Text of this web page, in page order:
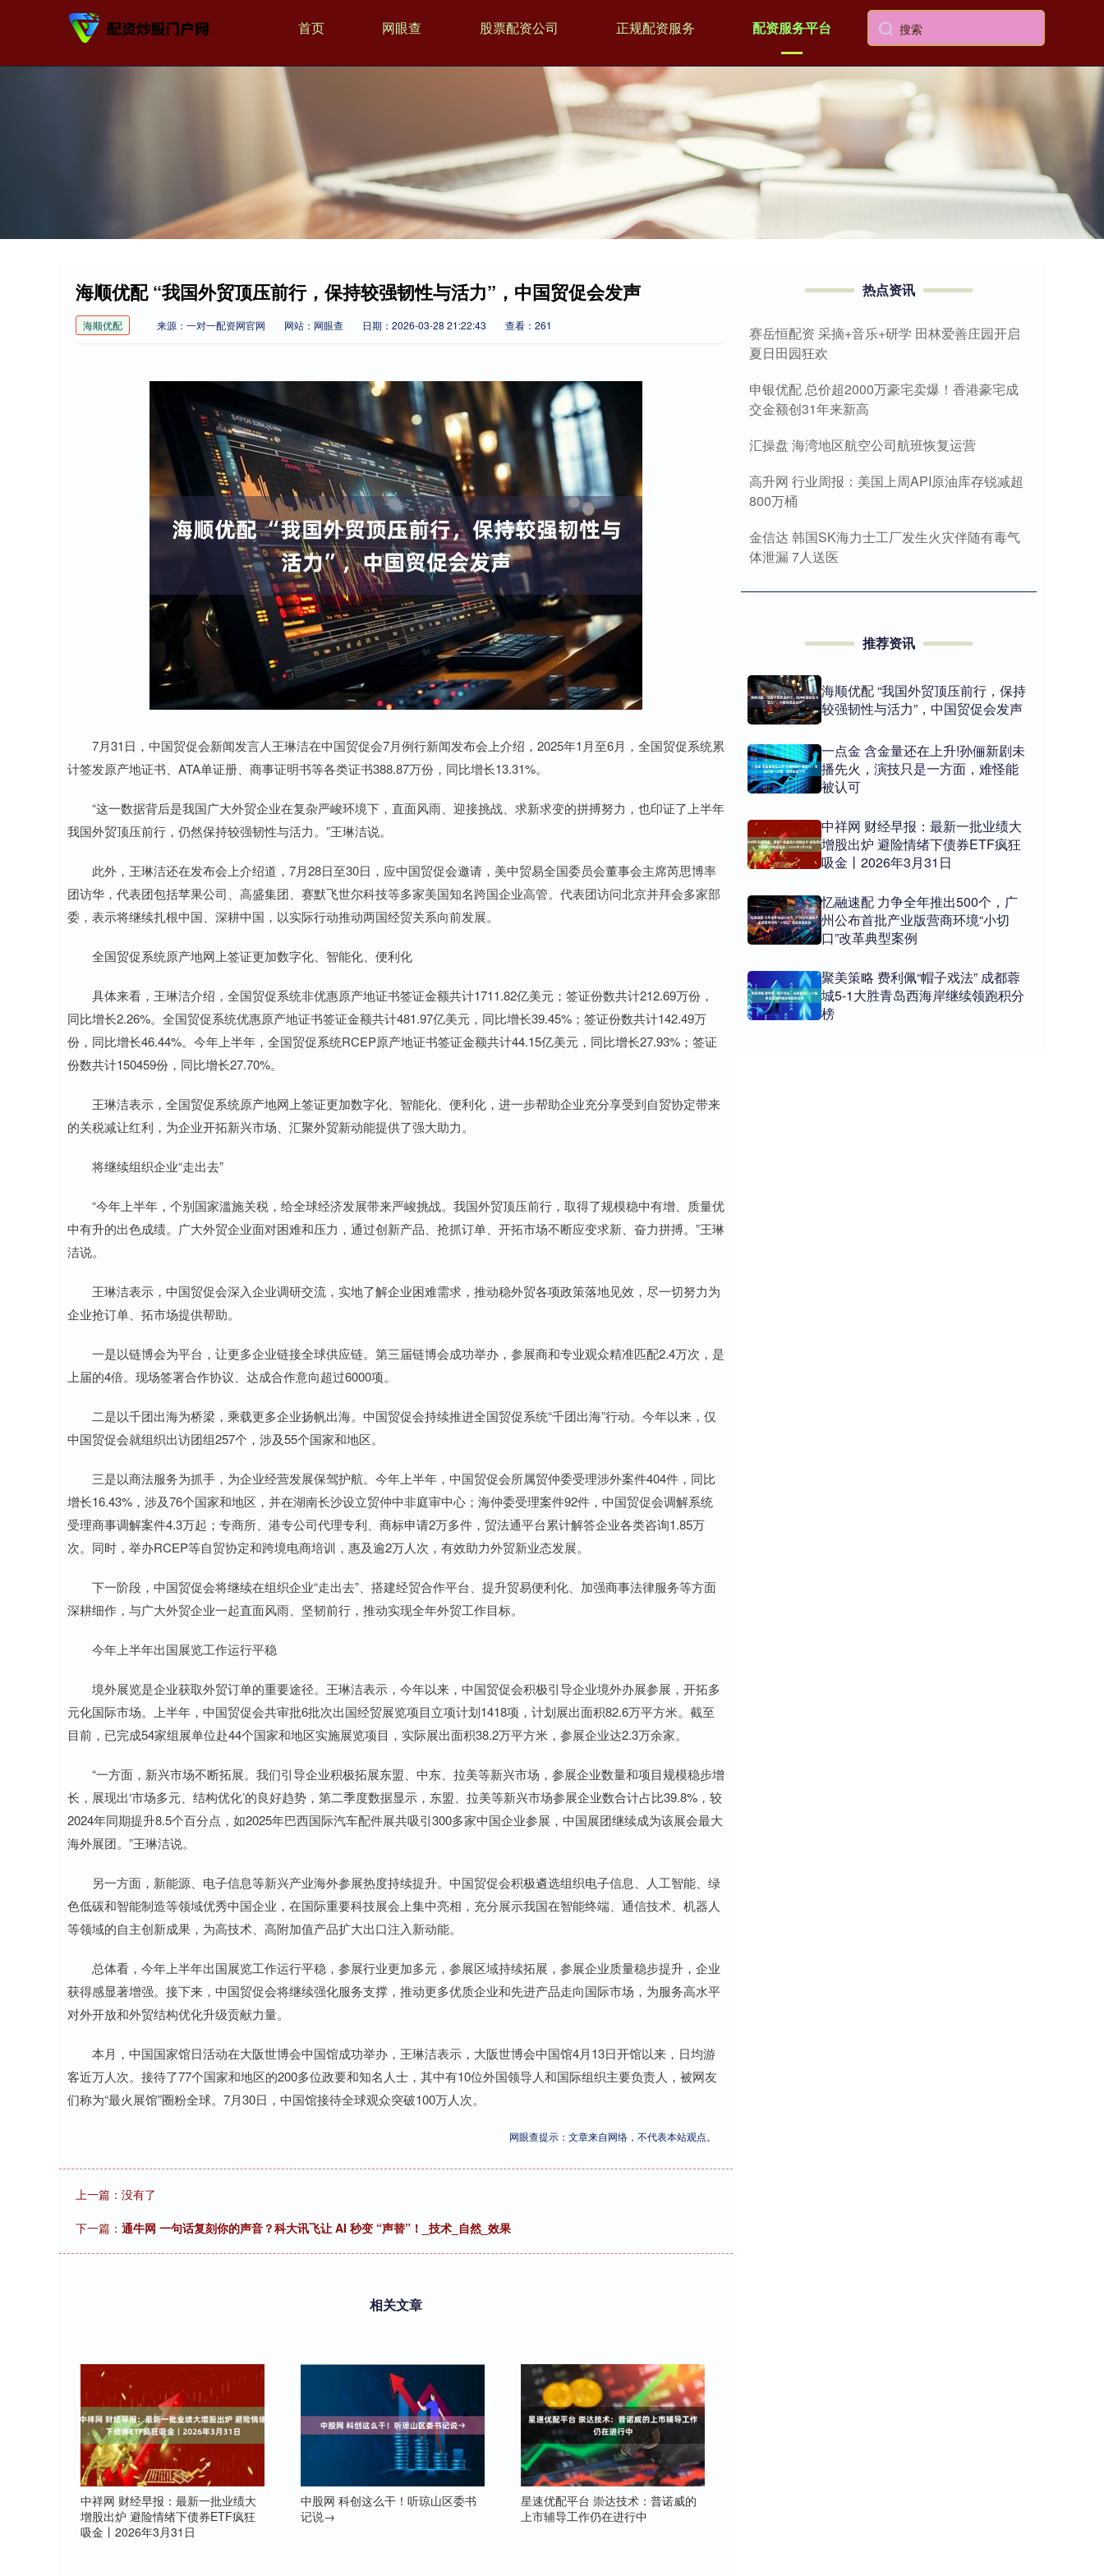
首页 网眼查 股票配资公司 正规配资服务 配资服务平台
海顺优配 “我国外贸顶压前行，保持较强韧性与活力”，中国贸促会发声
海顺优配 来源：一对一配资网官网 网站：网眼查 日期：2026-03-28 21:22:43 查看：261
7月31日，中国贸促会新闻发言人王琳洁在中国贸促会7月例行新闻发布会上介绍，2025年1月至6月，全国贸促系统累
计签发原产地证书、ATA单证册、商事证明书等各类证书388.87万份，同比增长13.31%。
“这一数据背后是我国广大外贸企业在复杂严峻环境下，直面风雨、迎接挑战、求新求变的拼搏努力，也印证了上半年
我国外贸顶压前行，仍然保持较强韧性与活力。”王琳洁说。
此外，王琳洁还在发布会上介绍道，7月28日至30日，应中国贸促会邀请，美中贸易全国委员会董事会主席芮思博率
团访华，代表团包括苹果公司、高盛集团、赛默飞世尔科技等多家美国知名跨国企业高管。代表团访问北京并拜会多家部
委，表示将继续扎根中国、深耕中国，以实际行动推动两国经贸关系向前发展。
全国贸促系统原产地网上签证更加数字化、智能化、便利化
具体来看，王琳洁介绍，全国贸促系统非优惠原产地证书签证金额共计1711.82亿美元；签证份数共计212.69万份，
同比增长2.26%。全国贸促系统优惠原产地证书签证金额共计481.97亿美元，同比增长39.45%；签证份数共计142.49万
份，同比增长46.44%。今年上半年，全国贸促系统RCEP原产地证书签证金额共计44.15亿美元，同比增长27.93%；签证
份数共计150459份，同比增长27.70%。
王琳洁表示，全国贸促系统原产地网上签证更加数字化、智能化、便利化，进一步帮助企业充分享受到自贸协定带来
的关税减让红利，为企业开拓新兴市场、汇聚外贸新动能提供了强大助力。
将继续组织企业“走出去”
“今年上半年，个别国家滥施关税，给全球经济发展带来严峻挑战。我国外贸顶压前行，取得了规模稳中有增、质量优
中有升的出色成绩。广大外贸企业面对困难和压力，通过创新产品、抢抓订单、开拓市场不断应变求新、奋力拼搏。”王琳
洁说。
王琳洁表示，中国贸促会深入企业调研交流，实地了解企业困难需求，推动稳外贸各项政策落地见效，尽一切努力为
企业抢订单、拓市场提供帮助。
一是以链博会为平台，让更多企业链接全球供应链。第三届链博会成功举办，参展商和专业观众精准匹配2.4万次，是
上届的4倍。现场签署合作协议、达成合作意向超过6000项。
二是以千团出海为桥梁，乘载更多企业扬帆出海。中国贸促会持续推进全国贸促系统“千团出海”行动。今年以来，仅
中国贸促会就组织出访团组257个，涉及55个国家和地区。
三是以商法服务为抓手，为企业经营发展保驾护航。今年上半年，中国贸促会所属贸仲委受理涉外案件404件，同比
增长16.43%，涉及76个国家和地区，并在湖南长沙设立贸仲中非庭审中心；海仲委受理案件92件，中国贸促会调解系统
受理商事调解案件4.3万起；专商所、港专公司代理专利、商标申请2万多件，贸法通平台累计解答企业各类咨询1.85万
次。同时，举办RCEP等自贸协定和跨境电商培训，惠及逾2万人次，有效助力外贸新业态发展。
下一阶段，中国贸促会将继续在组织企业“走出去”、搭建经贸合作平台、提升贸易便利化、加强商事法律服务等方面
深耕细作，与广大外贸企业一起直面风雨、坚韧前行，推动实现全年外贸工作目标。
今年上半年出国展览工作运行平稳
境外展览是企业获取外贸订单的重要途径。王琳洁表示，今年以来，中国贸促会积极引导企业境外办展参展，开拓多
元化国际市场。上半年，中国贸促会共审批6批次出国经贸展览项目立项计划1418项，计划展出面积82.6万平方米。截至
目前，已完成54家组展单位赴44个国家和地区实施展览项目，实际展出面积38.2万平方米，参展企业达2.3万余家。
“一方面，新兴市场不断拓展。我们引导企业积极拓展东盟、中东、拉美等新兴市场，参展企业数量和项目规模稳步增
长，展现出‘市场多元、结构优化’的良好趋势，第二季度数据显示，东盟、拉美等新兴市场参展企业数合计占比39.8%，较
2024年同期提升8.5个百分点，如2025年巴西国际汽车配件展共吸引300多家中国企业参展，中国展团继续成为该展会最大
海外展团。”王琳洁说。
另一方面，新能源、电子信息等新兴产业海外参展热度持续提升。中国贸促会积极遴选组织电子信息、人工智能、绿
色低碳和智能制造等领域优秀中国企业，在国际重要科技展会上集中亮相，充分展示我国在智能终端、通信技术、机器人
等领域的自主创新成果，为高技术、高附加值产品扩大出口注入新动能。
总体看，今年上半年出国展览工作运行平稳，参展行业更加多元，参展区域持续拓展，参展企业质量稳步提升，企业
获得感显著增强。接下来，中国贸促会将继续强化服务支撑，推动更多优质企业和先进产品走向国际市场，为服务高水平
对外开放和外贸结构优化升级贡献力量。
本月，中国国家馆日活动在大阪世博会中国馆成功举办，王琳洁表示，大阪世博会中国馆4月13日开馆以来，日均游
客近万人次。接待了77个国家和地区的200多位政要和知名人士，其中有10位外国领导人和国际组织主要负责人，被网友
们称为“最火展馆”圈粉全球。7月30日，中国馆接待全球观众突破100万人次。
网眼查提示：文章来自网络，不代表本站观点。
上一篇：没有了
下一篇： 通牛网 一句话复刻你的声音？科大讯飞让 AI 秒变 “声替”！_技术_自然_效果
相关文章
中祥网 财经早报：最新一批业绩大
增股出炉 避险情绪下债券ETF疯狂
吸金丨2026年3月31日
中股网 科创这么干！听琼山区委书
记说→
星速优配平台 崇达技术：普诺威的
上市辅导工作仍在进行中
热点资讯
赛岳恒配资 采摘+音乐+研学 田林爱善庄园开启
夏日田园狂欢
申银优配 总价超2000万豪宅卖爆！香港豪宅成
交金额创31年来新高
汇操盘 海湾地区航空公司航班恢复运营
高升网 行业周报：美国上周API原油库存锐减超
800万桶
金信达 韩国SK海力士工厂发生火灾伴随有毒气
体泄漏 7人送医
推荐资讯
海顺优配 “我国外贸顶压前行，保持
较强韧性与活力”，中国贸促会发声
一点金 含金量还在上升!孙俪新剧未
播先火，演技只是一方面，难怪能
被认可
中祥网 财经早报：最新一批业绩大
增股出炉 避险情绪下债券ETF疯狂
吸金丨2026年3月31日
忆融速配 力争全年推出500个，广
州公布首批产业版营商环境“小切
口”改革典型案例
聚美策略 费利佩“帽子戏法” 成都蓉
城5-1大胜青岛西海岸继续领跑积分
榜